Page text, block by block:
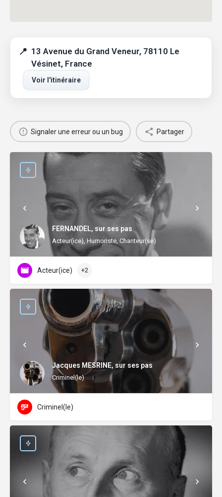
13 Avenue du Grand Veneur, 78110 Le
Vésinet, France
Voir l'itinéraire
Signaler une erreur ou un bug Partager
FERNANDEL, sur ses pas
Acteur(ice), Humoriste, Chanteur(se)
Acteur(ice) +2
Jacques MESRINE, sur ses pas
Criminel(le)
Criminel(le)